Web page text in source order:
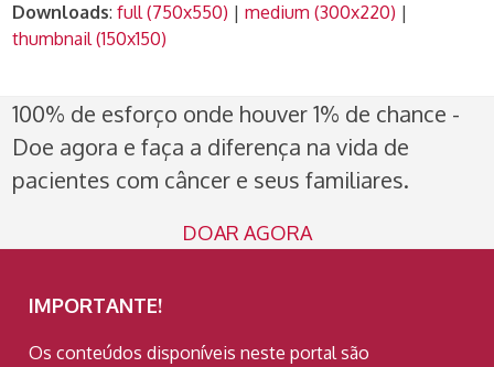
Downloads:full (750x550) |medium (300x220) |
thumbnail (150x150)
100% de esforço onde houver 1% de chance -
Doe agora e faça a diferença na vida de
pacientes com câncer e seus familiares.
DOAR AGORA
IMPORTANTE!
Os conteúdos disponíveis neste portal são